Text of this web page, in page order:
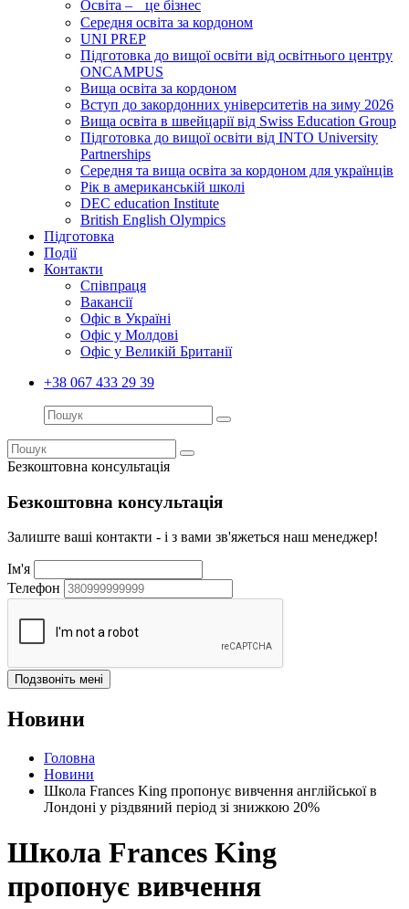
Освіта – це бізнес
Середня освіта за кордоном
UNI PREP
Підготовка до вищої освіти від освітнього центру
ONCAMPUS
Вища освіта за кордоном
Вступ до закордонних університетів на зиму 2026
Вища освіта в швейцарії від Swiss Education Group
Підготовка до вищої освіти від INTO University
Partnerships
Середня та вища освіта за кордоном для українців
Рік в американській школі
DEC education Institute
British English Olympics
Підготовка
Події
Контакти
Співпраця
Вакансії
Офіс в Україні
Офіс у Молдові
Офіс у Великій Британії
+38 067 433 29 39
Безкоштовна консультація
Безкоштовна консультація
Залиште ваші контакти - і з вами зв'яжеться наш менеджер!
Ім'я
Телефон
Новини
Головна
Новини
Школа Frances King пропонує вивчення англійської в
Лондоні у різдвяний період зі знижкою 20%
Школа Frances King
пропонує вивчення